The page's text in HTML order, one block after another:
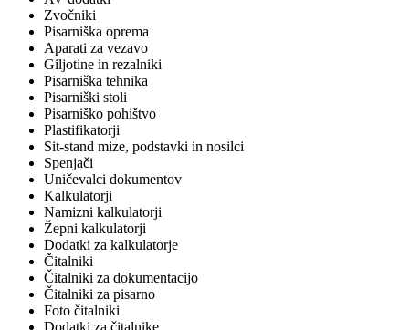
Zvočniki
Pisarniška oprema
Aparati za vezavo
Giljotine in rezalniki
Pisarniška tehnika
Pisarniški stoli
Pisarniško pohištvo
Plastifikatorji
Sit-stand mize, podstavki in nosilci
Spenjači
Uničevalci dokumentov
Kalkulatorji
Namizni kalkulatorji
Žepni kalkulatorji
Dodatki za kalkulatorje
Čitalniki
Čitalniki za dokumentacijo
Čitalniki za pisarno
Foto čitalniki
Dodatki za čitalnike